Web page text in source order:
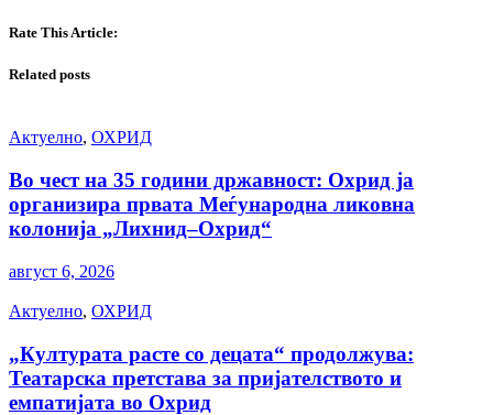
Rate This Article:
Related posts
Актуелно, ОХРИД
Во чест на 35 години државност: Охрид ја
организира првата Меѓународна ликовна
колонија „Лихнид–Охрид“
август 6, 2026
Актуелно, ОХРИД
„Културата расте со децата“ продолжува:
Театарска претстава за пријателството и
емпатијата во Охрид